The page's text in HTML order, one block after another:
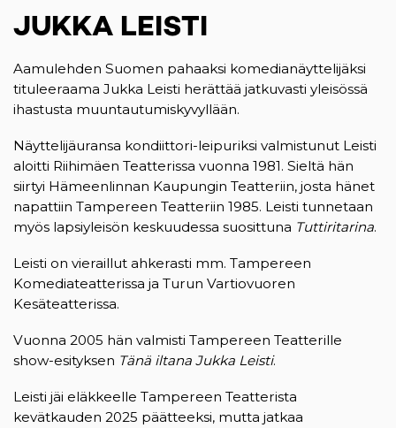
JUKKA LEISTI
Aamulehden Suomen pahaaksi komedianäyttelijäksi
tituleeraama Jukka Leisti herättää jatkuvasti yleisössä
ihastusta muuntautumiskyvyllään.
Näyttelijäuransa kondiittori-leipuriksi valmistunut Leisti
aloitti Riihimäen Teatterissa vuonna 1981. Sieltä hän
siirtyi Hämeenlinnan Kaupungin Teatteriin, josta hänet
napattiin Tampereen Teatteriin 1985. Leisti tunnetaan
myös lapsiyleisön keskuudessa suosittuna Tuttiritarina.
Leisti on vieraillut ahkerasti mm. Tampereen
Komediateatterissa ja Turun Vartiovuoren
Kesäteatterissa.
Vuonna 2005 hän valmisti Tampereen Teatterille
show-esityksen Tänä iltana Jukka Leisti.
Leisti jäi eläkkeelle Tampereen Teatterista
kevätkauden 2025 päätteeksi, mutta jatkaa